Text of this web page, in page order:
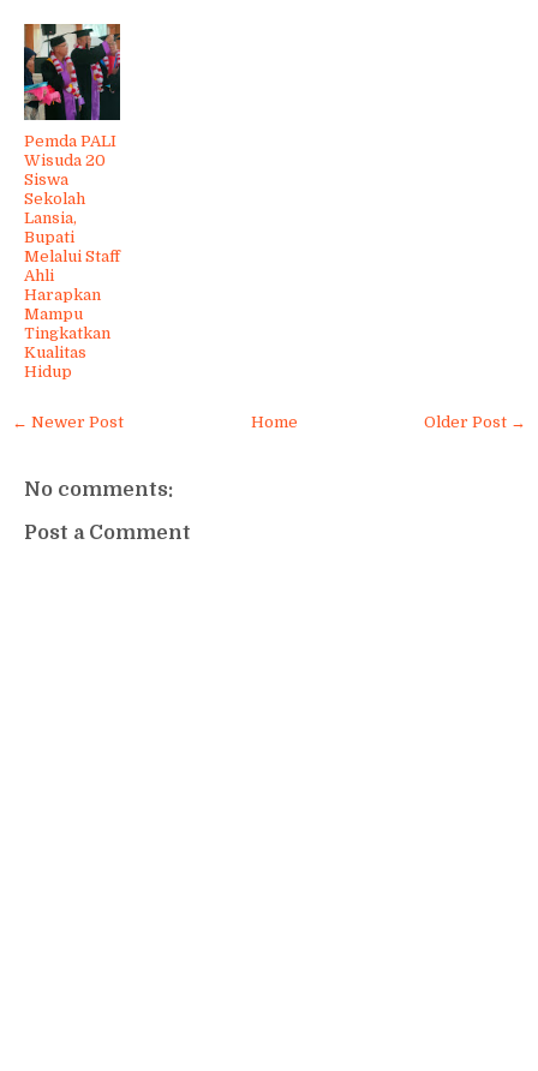
Pemda PALI
Wisuda 20
Siswa
Sekolah
Lansia,
Bupati
Melalui Staff
Ahli
Harapkan
Mampu
Tingkatkan
Kualitas
Hidup
← Newer Post Older Post →
Home
No comments:
Post a Comment